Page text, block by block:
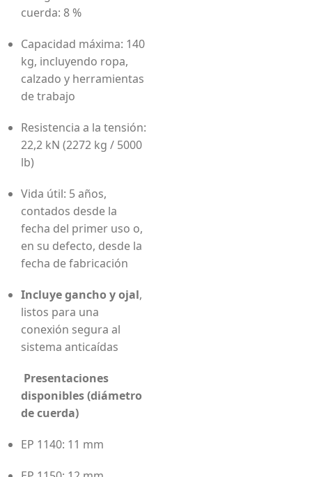
cuerda: 8 %
Capacidad máxima: 140
kg, incluyendo ropa,
calzado y herramientas
de trabajo
Resistencia a la tensión:
22,2 kN (2272 kg / 5000
lb)
Vida útil: 5 años,
contados desde la
fecha del primer uso o,
en su defecto, desde la
fecha de fabricación
Incluye gancho y ojal,
listos para una
conexión segura al
sistema anticaídas
Presentaciones
disponibles (diámetro
de cuerda)
EP 1140: 11 mm